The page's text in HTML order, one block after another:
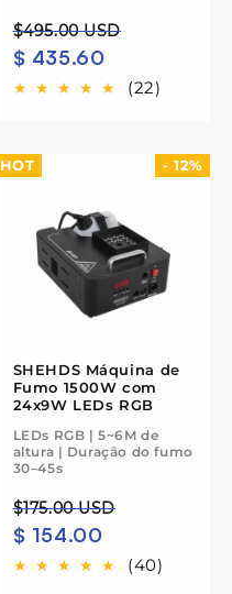
Preço
normal
$495.00 USD
Preço
de
saldo
$ 435.60
(22)
HOT - 12%
SHEHDS Máquina de
Fumo 1500W com
24x9W LEDs RGB
LEDs RGB | 5~6M de
altura | Duração do fumo
30–45s
Preço
normal
$175.00 USD
Preço
de
saldo
$ 154.00
(40)